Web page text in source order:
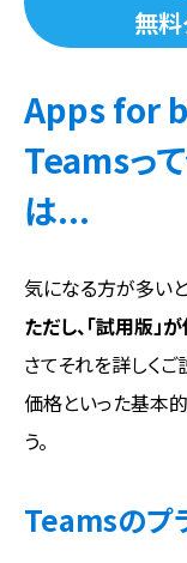
無料
Apps for
Teamsっ
は...
気になる方が多い
ただし、「試用版」
さてそれを詳しく
価格といった基本
う。
Teamsのプ